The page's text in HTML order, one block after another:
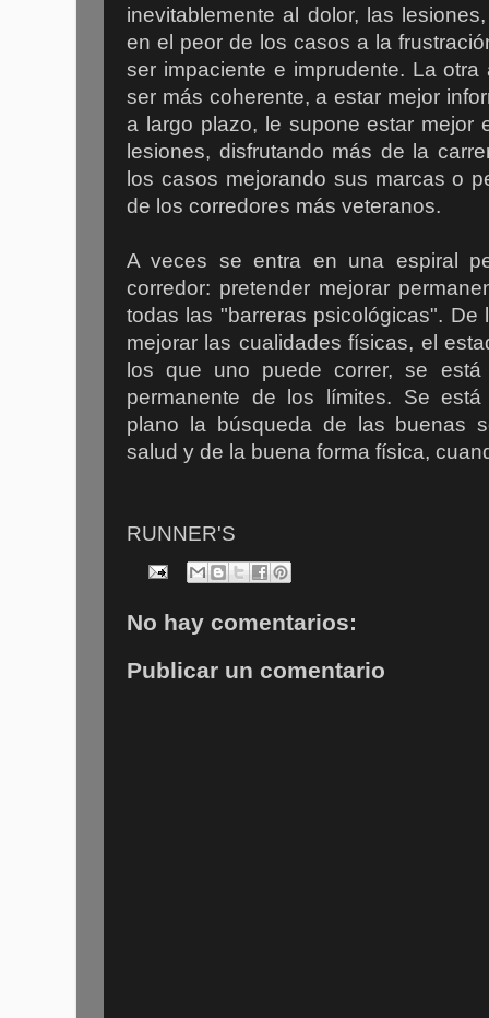
inevitablemente al dolor, las
en el peor de los casos a la
ser impaciente e imprudente. La
ser más coherente, a estar mejor
a largo plazo, le supone estar mejor
lesiones, disfrutando más de la
los casos mejorando sus marcas o
de los corredores más veteranos.
A veces se entra en una espiral
corredor: pretender mejorar
todas las "barreras psicológicas".
mejorar las cualidades físicas, el
los que uno puede correr, se
permanente de los límites. Se
plano la búsqueda de las buenas
salud y de la buena forma física,
RUNNER'S
No hay comentarios:
Publicar un comentario